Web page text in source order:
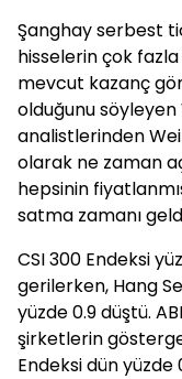
Şanghay serbest
hisselerin çok
mevcut kazanç
olduğunu
analistlerinden
olarak ne zaman
hepsinin
satma zamanı
CSI 300 Endeksi
gerilerken, Hang
yüzde 0.9 düştü.
şirketlerin
Endeksi dün yüzde